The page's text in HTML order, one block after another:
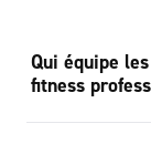
Qui équipe
fitness